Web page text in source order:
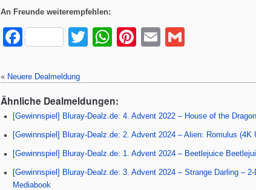
An Freunde weiterempfehlen:
F
c
e
b
o
o
k
T
er
W
s
A
p
p
Pi
st
E
« Neuere Dealmeldung
Ähnliche Dealmeldungen:
[Gewinnspiel] Bluray-Dealz.de: 4. Advent 2022 – House of the
[Gewinnspiel] Bluray-Dealz.de: 2. Advent 2024 – Alien: Romulus (4K
[Gewinnspiel] Bluray-Dealz.de: 1. Advent 2024 – Beetlejuice
[Gewinnspiel] Bluray-Dealz.de: 3. Advent 2024 – Strange Darling –
Mediabook